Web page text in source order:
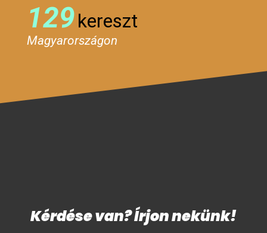
129kereszt
Magyarországon
Kérdése van? Írjon nekünk!